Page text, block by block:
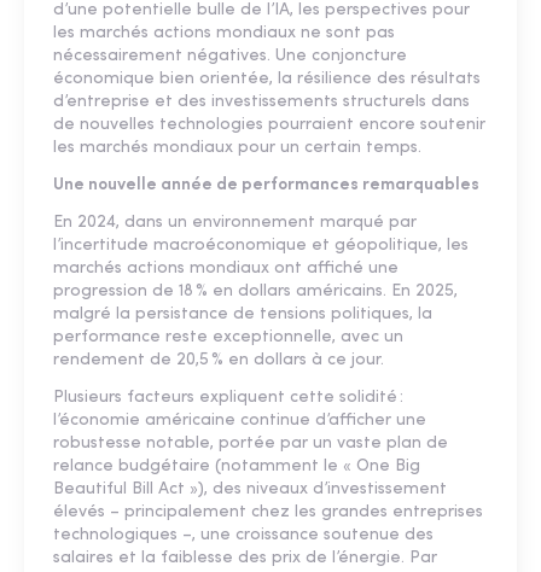
d’une potentielle bulle de l’IA, les perspectives pour
les marchés actions mondiaux ne sont pas
nécessairement négatives. Une conjoncture
économique bien orientée, la résilience des résultats
d’entreprise et des investissements structurels dans
de nouvelles technologies pourraient encore soutenir
les marchés mondiaux pour un certain temps.
Une nouvelle année de performances remarquables
En 2024, dans un environnement marqué par
l’incertitude macroéconomique et géopolitique, les
marchés actions mondiaux ont affiché une
progression de 18 % en dollars américains. En 2025,
malgré la persistance de tensions politiques, la
performance reste exceptionnelle, avec un
rendement de 20,5 % en dollars à ce jour.
Plusieurs facteurs expliquent cette solidité :
l’économie américaine continue d’afficher une
robustesse notable, portée par un vaste plan de
relance budgétaire (notamment le « One Big
Beautiful Bill Act »), des niveaux d’investissement
élevés – principalement chez les grandes entreprises
technologiques –, une croissance soutenue des
salaires et la faiblesse des prix de l’énergie. Par